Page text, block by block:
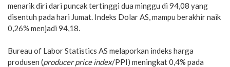
menarik diri dari puncak tertinggi dua minggu di 94,08 yang
disentuh pada hari Jumat. Indeks Dolar AS, mampu berakhir naik
0,26% menjadi 94,18.
Bureau of Labor Statistics AS melaporkan indeks harga
produsen (producer price index/PPI) meningkat 0,4% pada